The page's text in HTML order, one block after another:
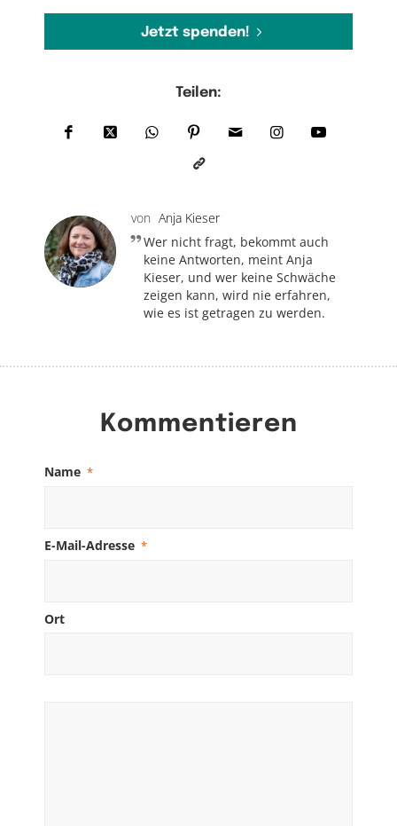
Jetzt spenden!
Teilen:
von Anja Kieser
Wer nicht fragt, bekommt auch
keine Antworten, meint Anja
Kieser, und wer keine Schwäche
zeigen kann, wird nie erfahren,
wie es ist getragen zu werden.
Kommentieren
Name *
E-Mail-Adresse *
Ort